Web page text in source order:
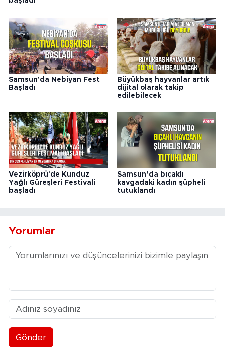
Samsun'da Nebiyan Fest
Başladı
Büyükbaş hayvanlar artık
dijital olarak takip
edilebilecek
Vezirköprü'de Kunduz
Yağlı Güreşleri Festivali
başladı
Samsun’da bıçaklı
kavgadaki kadın şüpheli
tutuklandı
Yorumlar
Gönder